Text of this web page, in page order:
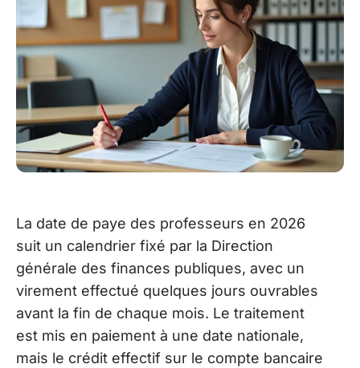
La date de paye des professeurs en 2026
suit un calendrier fixé par la Direction
générale des finances publiques, avec un
virement effectué quelques jours ouvrables
avant la fin de chaque mois. Le traitement
est mis en paiement à une date nationale,
mais le crédit effectif sur le compte bancaire